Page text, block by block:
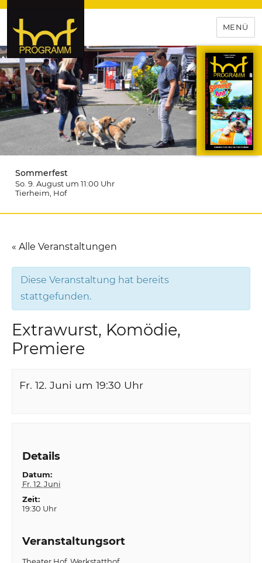
hof-programm – das
Veranstaltungsportal für
Hochfranken
MENÜ
Sommerfest
So. 9. August um 11:00 Uhr
Tierheim , Hof
« Alle Veranstaltungen
Diese Veranstaltung hat bereits
stattgefunden.
Extrawurst, Komödie,
Premiere
Fr. 12. Juni um 19:30 Uhr
Details
Datum:
Fr. 12. Juni
Zeit:
19:30 Uhr
Veranstaltungsort